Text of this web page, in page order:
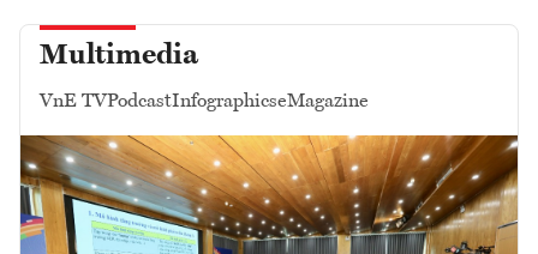
Multimedia
VnE TVPodcastInfographicseMagazine